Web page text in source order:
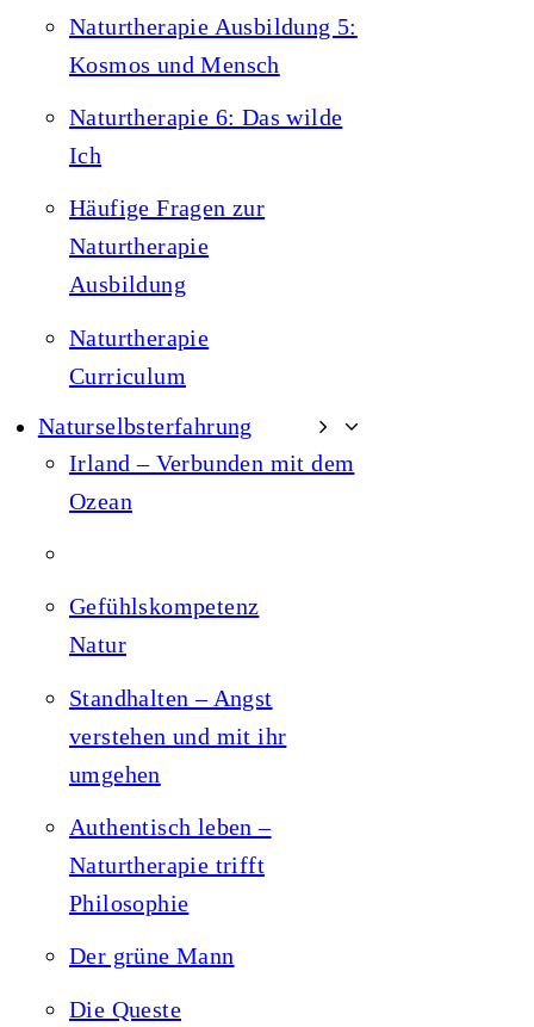
Naturtherapie Ausbildung 5:
Kosmos und Mensch
Naturtherapie 6: Das wilde
Ich
Häufige Fragen zur
Naturtherapie
Ausbildung
Naturtherapie
Curriculum
Naturselbsterfahrung
Irland – Verbunden mit dem
Ozean
Gefühlskompetenz
Natur
Standhalten – Angst
verstehen und mit ihr
umgehen
Authentisch leben –
Naturtherapie trifft
Philosophie
Der grüne Mann
Die Queste